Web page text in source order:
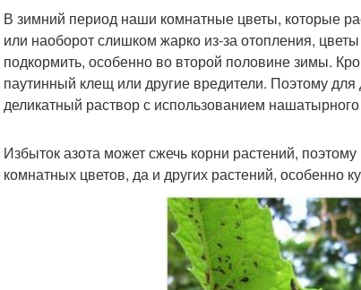
В зимний период наши комнатные цветы, которые
или наоборот слишком жарко из-за отопления,
подкормить, особенно во второй половине зимы.
паутинный клещ или другие вредители. Поэтому
деликатный раствор с использованием нашатырного
Избыток азота может сжечь корни растений,
комнатных цветов, да и других растений, особенно